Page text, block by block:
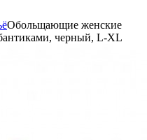
Обольщающие женские
черный, L-XL